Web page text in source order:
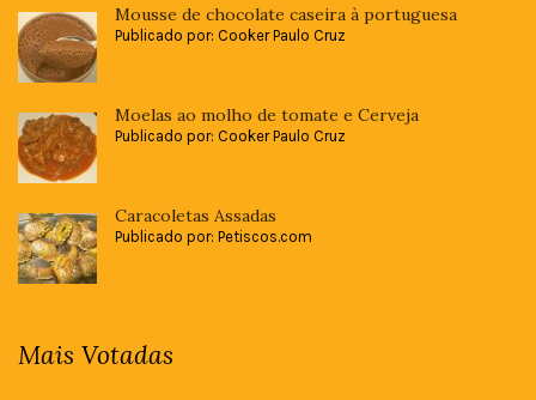
Mousse de chocolate caseira à portuguesa
Publicado por: Cooker Paulo Cruz
Moelas ao molho de tomate e Cerveja
Publicado por: Cooker Paulo Cruz
Caracoletas Assadas
Publicado por: Petiscos.com
Mais Votadas